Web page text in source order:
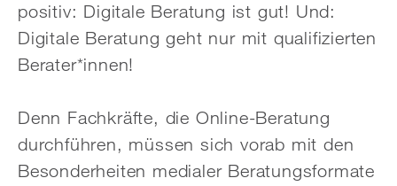
positiv: Digitale Beratung ist gut! Und:
Digitale Beratung geht nur mit qualifizierten
Berater*innen!
Denn Fachkräfte, die Online-Beratung
durchführen, müssen sich vorab mit den
Besonderheiten medialer Beratungsformate